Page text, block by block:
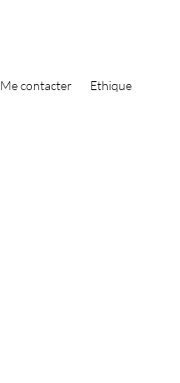
Me contacter Ethique